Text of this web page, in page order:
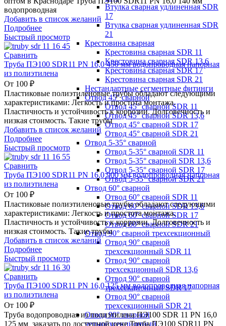
Втулка сварная удлиненная SDR
17
Втулка сварная удлиненная SDR
21
Крестовина сварная
Крестовина сварная SDR 11
Крестовина сварная SDR 13,6
Крестовина сварная SDR 17
Крестовина сварная SDR 21
Нестандартные сегментные фитинги
Отвод 45° сварной
Отвод 45° сварной SDR 11
Отвод 45° сварной SDR 13,6
Отвод 45° сварной SDR 17
Отвод 45° сварной SDR 21
Отвод 5-35° сварной
Отвод 5-35° сварной SDR 11
Отвод 5-35° сварной SDR 13,6
Отвод 5-35° сварной SDR 17
Отвод 5-35° сварной SDR 21
Отвод 60° сварной
Отвод 60° сварной SDR 11
Отвод 60° сварной SDR 13,6
Отвод 60° сварной SDR 17
Отвод 60° сварной SDR 21
Отвод 90° сварной трехсекционный
Отвод 90° сварной
трехсекционный SDR 11
Отвод 90° сварной
трехсекционный SDR 13,6
Отвод 90° сварной
трехсекционный SDR 17
Отвод 90° сварной
трехсекционный SDR 21
Отвод 90° сварной
четырехсекционный
водопроводная
Добавить в список желаний
Подробнее
Быстрый просмотр
Сравнить
Труба ПЭ100 SDR11 PN 16,0 450 мм водопроводная напорная
из полиэтилена
От 100 ₽
Пластиковые полиэтиленовые трубы обладают следующими
характеристиками: Легкость и простота монтажа.
Пластичность и устойчивость к коррозии. Долговечность и
низкая стоимость. Такие трубы
Добавить в список желаний
Подробнее
Быстрый просмотр
Сравнить
Труба ПЭ100 SDR11 PN 16,0 900 мм водопроводная напорная
из полиэтилена
От 100 ₽
Пластиковые полиэтиленовые трубы обладают следующими
характеристиками: Легкость и простота монтажа.
Пластичность и устойчивость к коррозии. Долговечность и
низкая стоимость. Такие трубы
Добавить в список желаний
Подробнее
Быстрый просмотр
Сравнить
Труба ПЭ100 SDR11 PN 16,0 125 мм водопроводная напорная
из полиэтилена
От 100 ₽
Труба водопроводная из полиэтилена ПЭ100 SDR 11 PN 16,0
125 мм заказать по доступной цене Труба ПЭ100 SDR11 PN